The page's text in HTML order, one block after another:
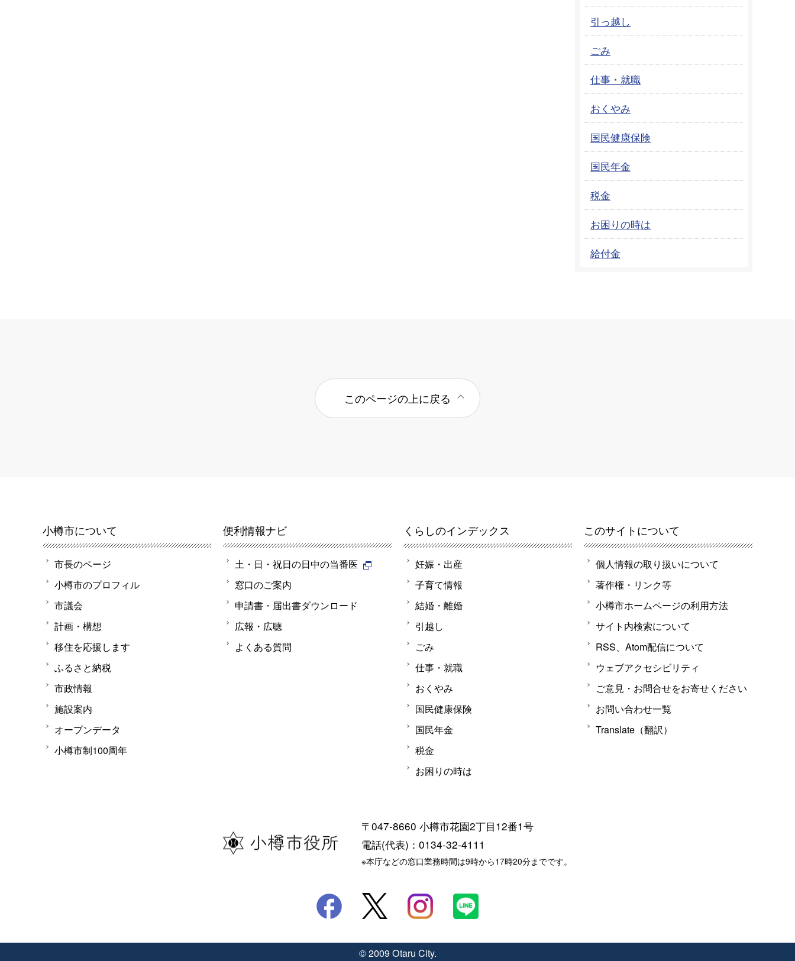
引っ越し
ごみ
仕事・就職
おくやみ
国民健康保険
国民年金
税金
お困りの時は
給付金
このページの上に戻る
小樽市について
市長のページ
小樽市のプロフィル
市議会
計画・構想
移住を応援します
ふるさと納税
市政情報
施設案内
オープンデータ
小樽市制100周年
便利情報ナビ
土・日・祝日の日中の当番医
窓口のご案内
申請書・届出書ダウンロード
広報・広聴
よくある質問
くらしのインデックス
妊娠・出産
子育て情報
結婚・離婚
引越し
ごみ
仕事・就職
おくやみ
国民健康保険
国民年金
税金
お困りの時は
このサイトについて
個人情報の取り扱いについて
著作権・リンク等
小樽市ホームページの利用方法
サイト内検索について
RSS、Atom配信について
ウェブアクセシビリティ
ご意見・お問合せをお寄せください
お問い合わせ一覧
Translate（翻訳）
〒047-8660 小樽市花園2丁目12番1号
電話(代表)：0134-32-4111
※本庁などの窓口業務時間は9時から17時20分までです。
© 2009 Otaru City.